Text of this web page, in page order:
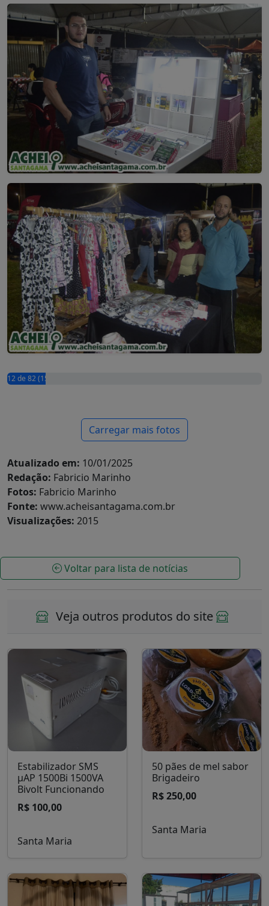
18 de 82 (22%)
Atualizado em:
10/01/2025
Redação:Fabricio Marinho
Fotos:Fabricio Marinho
Fonte:
www.acheisantagama.com.br
Visualizações:2015
Voltar para lista de notícias